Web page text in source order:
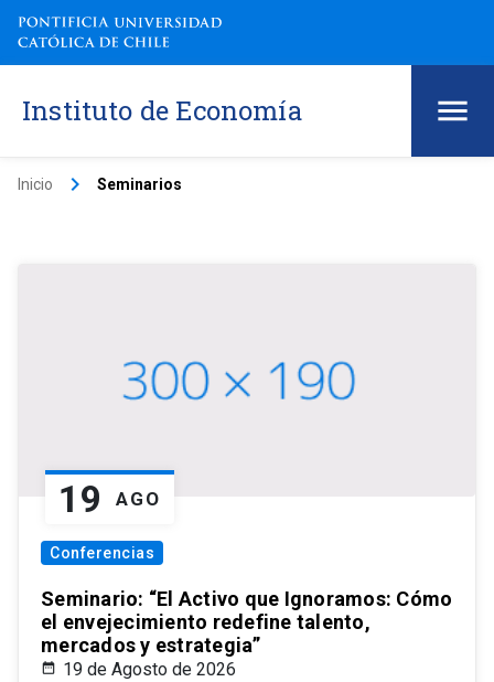
Instituto de Economía
Inicio keyboard_arrow_right Seminarios
19 AGO
Conferencias
Seminario: “El Activo que Ignoramos: Cómo
el envejecimiento redefine talento,
mercados y estrategia”
19 de Agosto de 2026